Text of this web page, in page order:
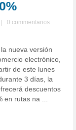
0 commentarios
nueva versión
electrónico,
de este lunes
3 días, la
descuentos
en rutas na ...